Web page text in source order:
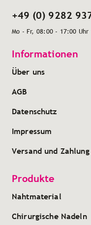
+49 (0) 9282
Mo - Fr, 08:00 - 17:00 Uhr
Informationen
Über uns
AGB
Datenschutz
Impressum
Versand und Zahlung
Produkte
Nahtmaterial
Chirurgische Nadeln